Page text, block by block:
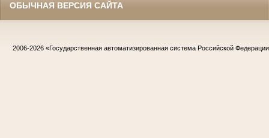
ОБЫЧНАЯ ВЕРСИЯ САЙТА
2006-2026 «Государственная автоматизированная система Российской